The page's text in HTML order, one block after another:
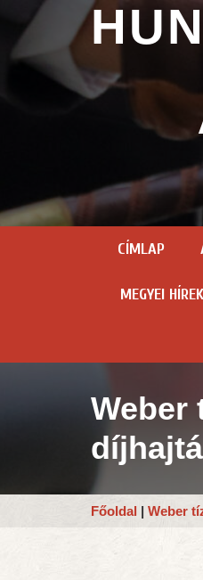
HUN
CÍMLAP
MEGYEI HÍREK
Weber
Főoldal | Weber